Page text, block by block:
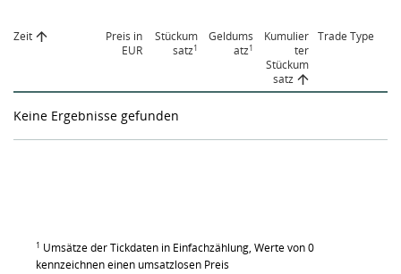
Zeit
Preis in
EUR
Stückum
satz1
Geldums
atz1
Kumulier
ter
Stückum
satz
Trade Type
Keine Ergebnisse gefunden
1 Umsätze der Tickdaten in Einfachzählung, Werte von 0
kennzeichnen einen umsatzlosen Preis